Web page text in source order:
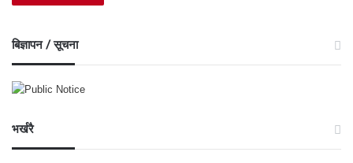
बिज्ञापन / सूचना
भर्खरै